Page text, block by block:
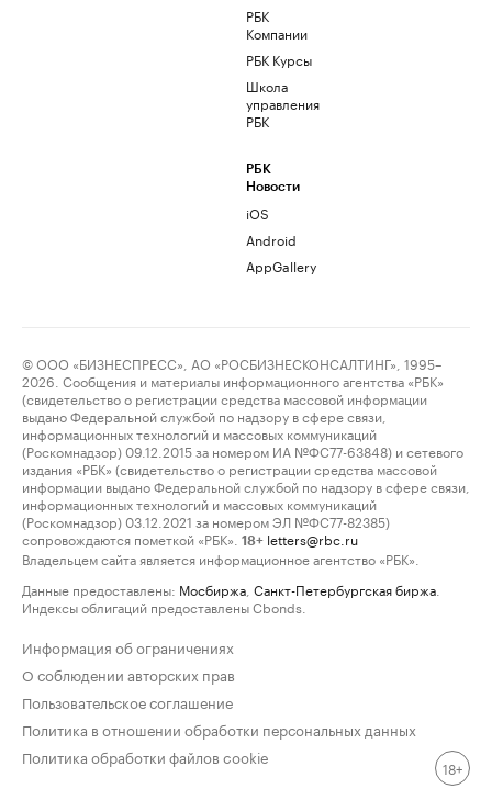
РБК
Компании
РБК Курсы
Школа
управления
РБК
РБК
Новости
iOS
Android
AppGallery
© ООО «БИЗНЕСПРЕСС», АО «РОСБИЗНЕСКОНСАЛТИНГ», 1995–
2026. Сообщения и материалы информационного агентства «РБК»
(свидетельство о регистрации средства массовой информации
выдано Федеральной службой по надзору в сфере связи,
информационных технологий и массовых коммуникаций
(Роскомнадзор) 09.12.2015 за номером ИА №ФС77-63848) и сетевого
издания «РБК» (свидетельство о регистрации средства массовой
информации выдано Федеральной службой по надзору в сфере связи,
информационных технологий и массовых коммуникаций
(Роскомнадзор) 03.12.2021 за номером ЭЛ №ФС77-82385)
сопровождаются пометкой «РБК».
18+ letters@rbc.ru
Владельцем сайта является информационное агентство «РБК».
Данные предоставлены: Мосбиржа Санкт-Петербургская биржа
Индексы облигаций предоставлены Cbonds.
Информация об ограничениях
О соблюдении авторских прав
Пользовательское соглашение
Политика в отношении обработки персональных данных
Политика обработки файлов cookie
18+